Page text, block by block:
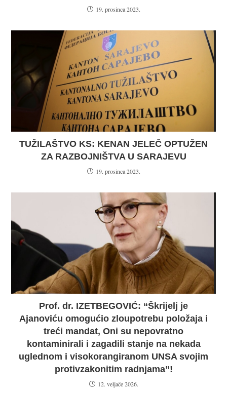
19. prosinca 2023.
TUŽILAŠTVO KS: KENAN JELEČ OPTUŽEN
ZA RAZBOJNIŠTVA U SARAJEVU
19. prosinca 2023.
Prof. dr. IZETBEGOVIĆ: “Škrijelj je
Ajanoviću omogućio zloupotrebu položaja i
treći mandat, Oni su nepovratno
kontaminirali i zagadili stanje na nekada
uglednom i visokorangiranom UNSA svojim
protivzakonitim radnjama”!
12. veljače 2026.